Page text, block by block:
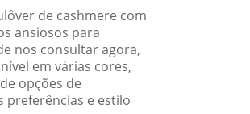
de cashmere com
ansiosos para
nos consultar agora,
em várias cores,
opções de
preferências e estilo